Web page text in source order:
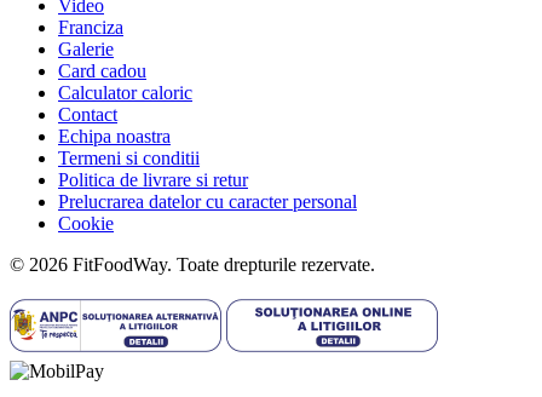
Video
Franciza
Galerie
Card cadou
Calculator caloric
Contact
Echipa noastra
Termeni si conditii
Politica de livrare si retur
Prelucrarea datelor cu caracter personal
Cookie
© 2026 FitFoodWay. Toate drepturile rezervate.